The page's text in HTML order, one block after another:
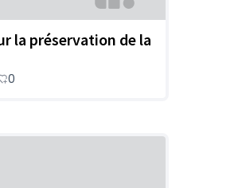
la préservation de la
0